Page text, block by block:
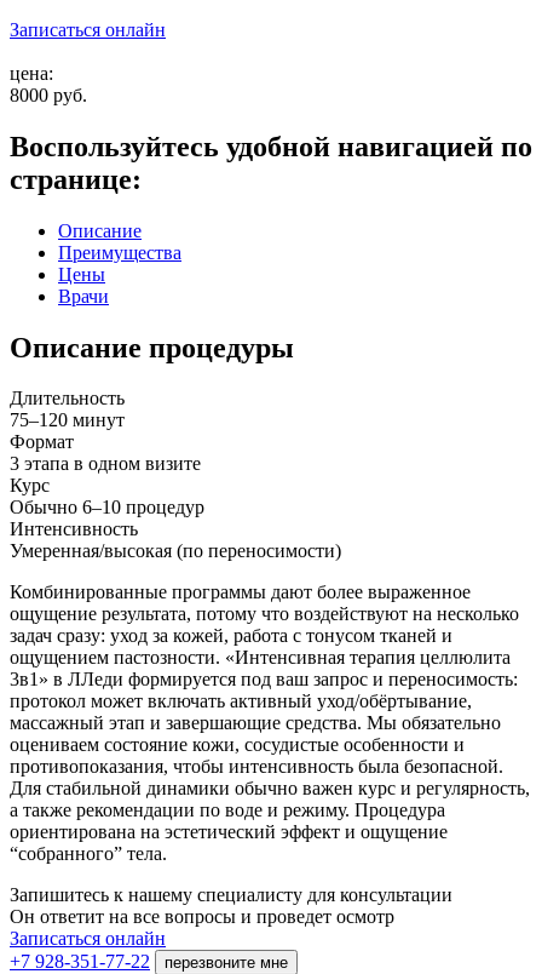
Записаться онлайн
цена:
8000 руб.
Воспользуйтесь удобной навигацией по
странице:
Описание
Преимущества
Цены
Врачи
Описание процедуры
Длительность
75–120 минут
Формат
3 этапа в одном визите
Курс
Обычно 6–10 процедур
Интенсивность
Умеренная/высокая (по переносимости)
Комбинированные программы дают более выраженное
ощущение результата, потому что воздействуют на несколько
задач сразу: уход за кожей, работа с тонусом тканей и
ощущением пастозности. «Интенсивная терапия целлюлита
3в1» в ЛЛеди формируется под ваш запрос и переносимость:
протокол может включать активный уход/обёртывание,
массажный этап и завершающие средства. Мы обязательно
оцениваем состояние кожи, сосудистые особенности и
противопоказания, чтобы интенсивность была безопасной.
Для стабильной динамики обычно важен курс и регулярность,
а также рекомендации по воде и режиму. Процедура
ориентирована на эстетический эффект и ощущение
“собранного” тела.
Запишитесь к нашему специалисту для консультации
Он ответит на все вопросы и проведет осмотр
Записаться онлайн
+7 928-351-77-22
перезвоните мне